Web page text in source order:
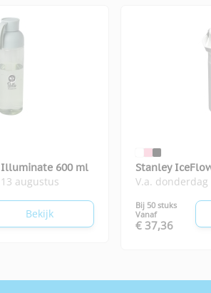
Illuminate 600 ml
augustus
Bekijk
Stanley
waterfles
V.a.
Bij 50 stuks
Vanaf
€ 37,36